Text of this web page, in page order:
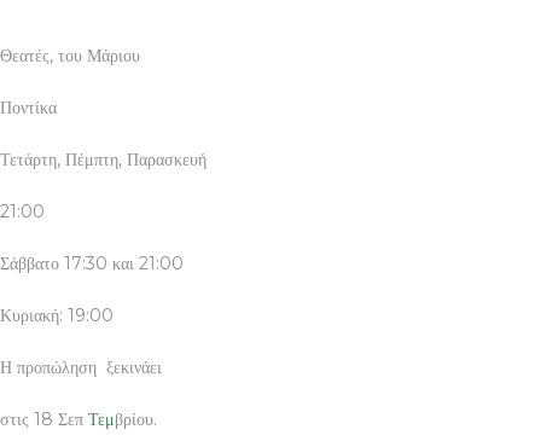
Θεατές, του Μάριου
Ποντίκα
Τετάρτη, Πέμπτη, Παρασκευή
21:00
Σάββατο 17:30 και 21:00
Κυριακή: 19:00
Η προπώληση ξεκινάει
στις 18 Σεπ Τεμβρίου.